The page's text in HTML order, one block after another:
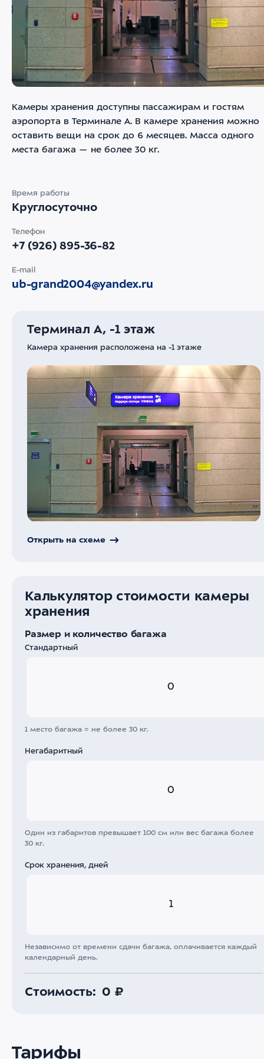
Камеры хранения доступны пассажирам и гостям
аэропорта в Терминале А. В камере хранения можно
оставить вещи на срок до 6 месяцев. Масса одного
места багажа — не более 30 кг.
Время работы
Круглосуточно
Телефон
+7 (926) 895-36-82
E-mail
ub-grand2004@yandex.ru
Терминал A, -1 этаж
Камера хранения расположена на -1 этаже
Открыть на схеме
Калькулятор стоимости камеры
хранения
Размер и количество багажа
Стандартный
1 место багажа = не более 30 кг.
Негабаритный
Один из габаритов превышает 100 см или вес багажа более
30 кг.
Срок хранения, дней
Независимо от времени сдачи багажа, оплачивается каждый
календарный день.
Стоимость: 0 ₽
Тарифы